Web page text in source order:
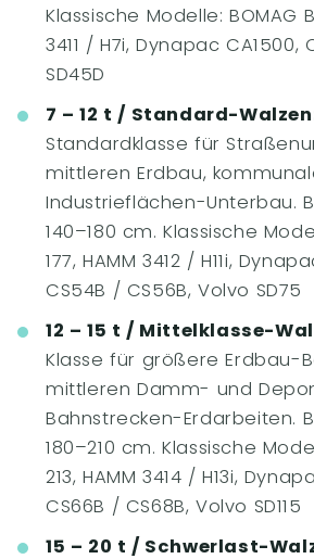
Klassische Modelle: BOMAG
3411 / H7i, Dynapac CA1500,
SD45D
7 – 12 t / Standard-
Standardklasse für
mittleren Erdbau,
Industrieflächen-Unterbau.
140–180 cm. Klassische
177, HAMM 3412 / H11i,
CS54B / CS56B, Volvo SD75
12 – 15 t / Mittelklasse-
Klasse für größere Erdbau-
mittleren Damm- und
Bahnstrecken-Erdarbeiten.
180–210 cm. Klassische
213, HAMM 3414 / H13i,
CS66B / CS68B, Volvo SD115
15 – 20 t / Schwerlast-